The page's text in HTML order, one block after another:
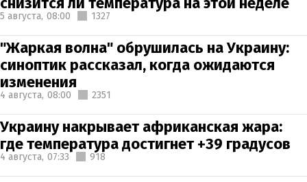
5 августа, 08:00 1327
"Жаркая волна" обрушилась на Украину:
синоптик рассказал, когда ожидаются
изменения
4 августа, 08:00 2351
Украину накрывает африканская жара:
где температура достигнет +39 градусов
4 августа, 07:33 918